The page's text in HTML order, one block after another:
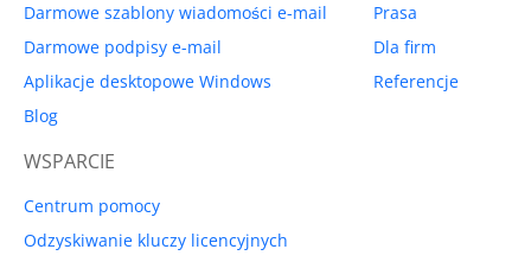
Darmowe szablony wiadomości e-mail
Darmowe podpisy e-mail
Aplikacje desktopowe Windows
Blog
Prasa
Dla firm
Referencje
WSPARCIE
Centrum pomocy
Odzyskiwanie kluczy licencyjnych